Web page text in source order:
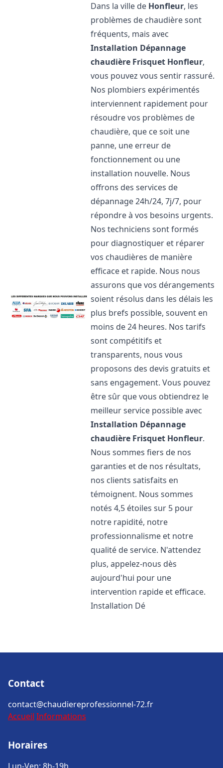
Dans la ville de Honfleur, les
problèmes de chaudière sont
fréquents, mais avec
Installation Dépannage
chaudière Frisquet Honfleur,
vous pouvez vous sentir rassuré.
Nos plombiers expérimentés
interviennent rapidement pour
résoudre vos problèmes de
chaudière, que ce soit une
panne, une erreur de
fonctionnement ou une
installation nouvelle. Nous
offrons des services de
dépannage 24h/24, 7j/7, pour
répondre à vos besoins urgents.
Nos techniciens sont formés
pour diagnostiquer et réparer
vos chaudières de manière
efficace et rapide. Nous nous
assurons que vos dérangements
soient résolus dans les délais les
plus brefs possible, souvent en
moins de 24 heures. Nos tarifs
sont compétitifs et
transparents, nous vous
proposons des devis gratuits et
sans engagement. Vous pouvez
être sûr que vous obtiendrez le
meilleur service possible avec
Installation Dépannage
chaudière Frisquet Honfleur.
Nous sommes fiers de nos
garanties et de nos résultats,
nos clients satisfaits en
témoignent. Nous sommes
notés 4,5 étoiles sur 5 pour
notre rapidité, notre
professionnalisme et notre
qualité de service. N'attendez
plus, appelez-nous dès
aujourd'hui pour une
intervention rapide et efficace.
Installation Dé
Contact
contact@chaudiereprofessionnel-72.fr
Accueil Informations
Horaires